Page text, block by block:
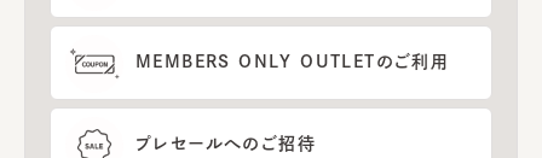
MEMBERS ONLY OUTLETのご利用
プレセールへのご招待